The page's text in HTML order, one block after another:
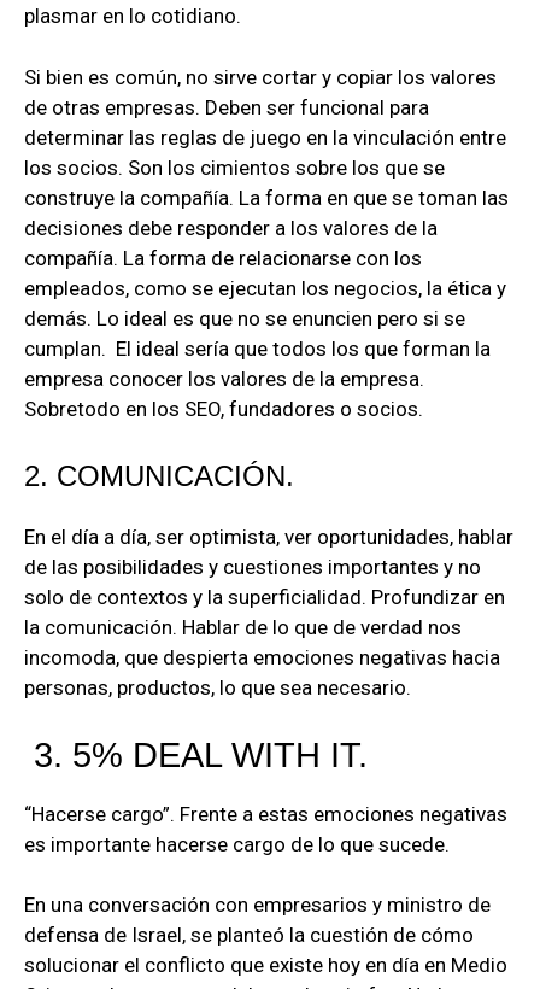
plasmar en lo cotidiano.
Si bien es común, no sirve cortar y copiar los valores
de otras empresas. Deben ser funcional para
determinar las reglas de juego en la vinculación entre
los socios. Son los cimientos sobre los que se
construye la compañía. La forma en que se toman las
decisiones debe responder a los valores de la
compañía. La forma de relacionarse con los
empleados, como se ejecutan los negocios, la ética y
demás. Lo ideal es que no se enuncien pero si se
cumplan. El ideal sería que todos los que forman la
empresa conocer los valores de la empresa.
Sobretodo en los SEO, fundadores o socios.
2. COMUNICACIÓN.
En el día a día, ser optimista, ver oportunidades, hablar
de las posibilidades y cuestiones importantes y no
solo de contextos y la superficialidad. Profundizar en
la comunicación. Hablar de lo que de verdad nos
incomoda, que despierta emociones negativas hacia
personas, productos, lo que sea necesario.
3. 5% DEAL WITH IT.
“Hacerse cargo”. Frente a estas emociones negativas
es importante hacerse cargo de lo que sucede.
En una conversación con empresarios y ministro de
defensa de Israel, se planteó la cuestión de cómo
solucionar el conflicto que existe hoy en día en Medio